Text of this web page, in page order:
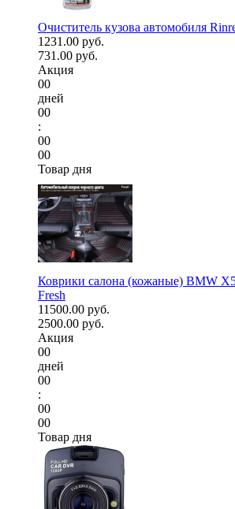
Очиститель кузова автомобиля
1231.00 руб.
731.00 руб.
Акция
00
дней
00
:
00
00
Товар дня
Коврики салона (кожаные) BMW
Fresh
11500.00 руб.
2500.00 руб.
Акция
00
дней
00
:
00
00
Товар дня